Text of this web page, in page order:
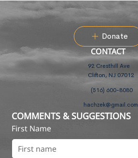
Donate
CONTACT
92 Cresthill Ave
Clifton, NJ 07012
(516) 600-8080
hachzek@gmail.com
COMMENTS & SUGGESTIONS
First Name